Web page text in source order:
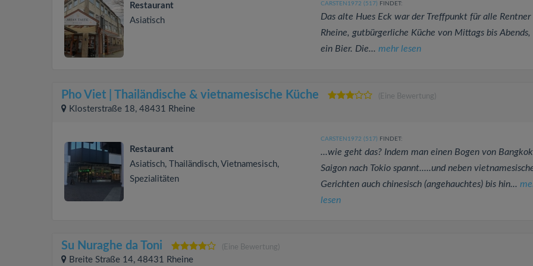
Restaurant
Asiatisch
CARSTEN1972 (517) FINDET:
Das alte Hues Eck war der Treffpunkt für alle Rentner
Rheine, gutbürgerliche Küche von Mittags bis Abends,
ein Bier. Die... mehr lesen
Pho Viet | Thailändische & vietnamesische Küche (Eine Bewertung)
Klosterstraße 18, 48431 Rheine
Restaurant
Asiatisch, Thailändisch, Vietnamesisch,
Spezialitäten
CARSTEN1972 (517) FINDET:
...wie geht das? Indem man einen Bogen von
Saigon nach Tokio spannt.....und neben
Gerichten auch chinesisch (angehauchtes) bis hin...
lesen
Su Nuraghe da Toni (Eine Bewertung)
Breite Straße 14, 48431 Rheine